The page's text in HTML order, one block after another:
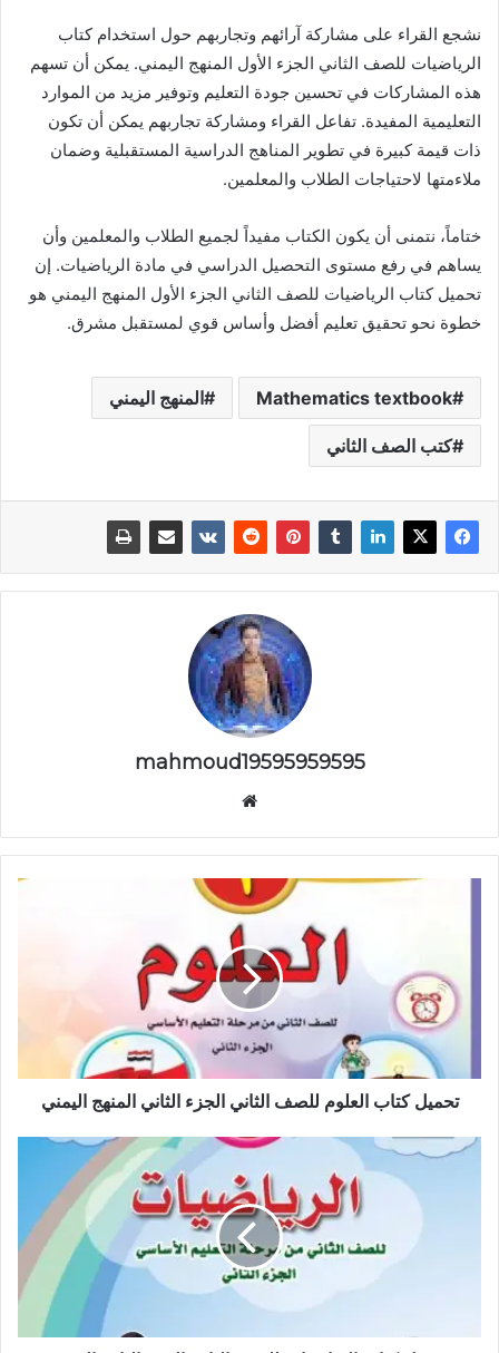
نشجع القراء على مشاركة آرائهم وتجاربهم حول استخدام كتاب
الرياضيات للصف الثاني الجزء الأول المنهج اليمني. يمكن أن تسهم
هذه المشاركات في تحسين جودة التعليم وتوفير مزيد من الموارد
التعليمية المفيدة. تفاعل القراء ومشاركة تجاربهم يمكن أن تكون
ذات قيمة كبيرة في تطوير المناهج الدراسية المستقبلية وضمان
ملاءمتها لاحتياجات الطلاب والمعلمين.
ختاماً، نتمنى أن يكون الكتاب مفيداً لجميع الطلاب والمعلمين وأن
يساهم في رفع مستوى التحصيل الدراسي في مادة الرياضيات. إن
تحميل كتاب الرياضيات للصف الثاني الجزء الأول المنهج اليمني هو
خطوة نحو تحقيق تعليم أفضل وأساس قوي لمستقبل مشرق.
Mathematics textbook المنهج اليمني
كتب الصف الثاني
mahmoud19595959595
تحميل كتاب العلوم للصف الثاني الجزء الثاني المنهج اليمني